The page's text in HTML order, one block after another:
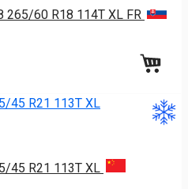
265/60 R18 114T XL FR
45 R21 113T XL